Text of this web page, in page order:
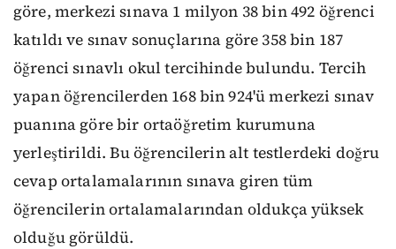
göre, merkezi sınava 1 milyon 38 bin 492 öğrenci
katıldı ve sınav sonuçlarına göre 358 bin 187
öğrenci sınavlı okul tercihinde bulundu. Tercih
yapan öğrencilerden 168 bin 924'ü merkezi sınav
puanına göre bir ortaöğretim kurumuna
yerleştirildi. Bu öğrencilerin alt testlerdeki doğru
cevap ortalamalarının sınava giren tüm
öğrencilerin ortalamalarından oldukça yüksek
olduğu görüldü.